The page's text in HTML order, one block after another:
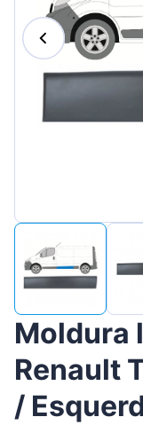
Moldura
Renault
/